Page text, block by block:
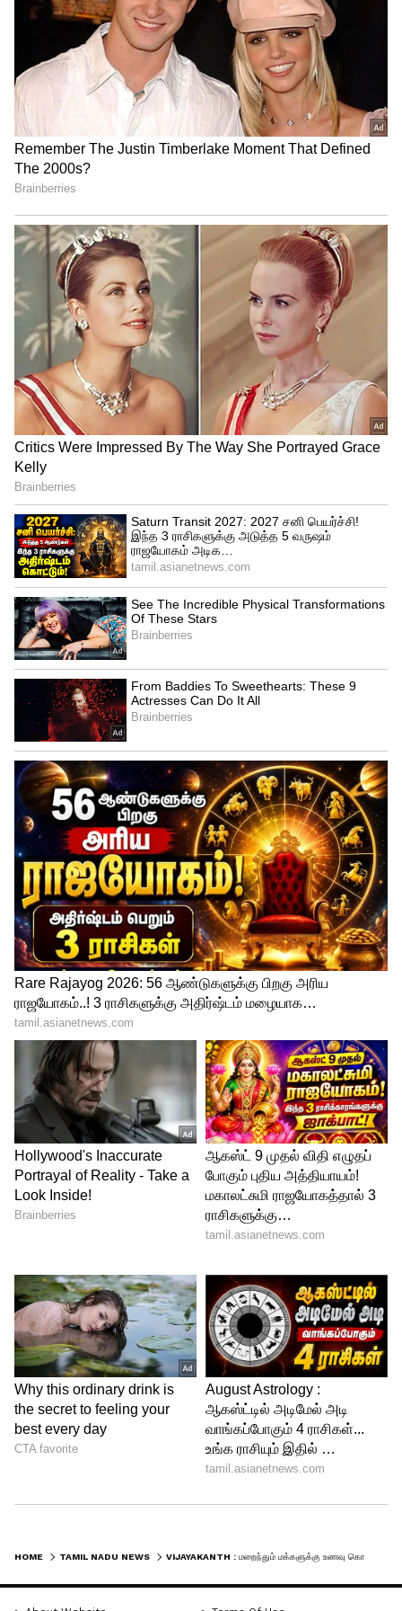
விமானத்தில் திடீரென கூடிய வெயிட்...
100 பயணிகளின் உடமையை விட்டு
சென்ற பிளைட்- துபாயில் தவிக்கும்
தமிழக பயணிகள்
தள்ளுபடி செய்யாத அரசுக்கு
கண்டனம்!
மேகதாட்டு விவகாரத்தில்
அரசின் மெத்தனப் போக்கைக்
கடுமையாகத் தாக்கிய
பிரேமலதா விஜயகாந்த் !
HOME TAMIL NADU NEWS